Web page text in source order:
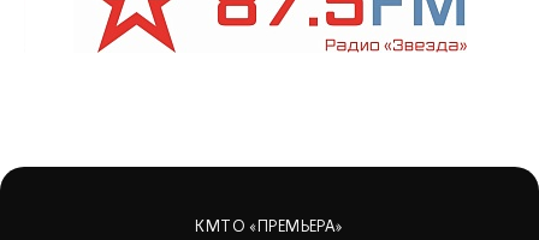
КМТО «ПРЕМЬЕРА»